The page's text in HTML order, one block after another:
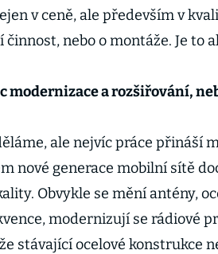
v ceně, ale především v
nebo o montáže. Je to
modernizace a rozšiřování,
ale nejvíc práce přináší
nové generace mobilní sítě
Obvykle se mění antény,
modernizují se rádiové
stávající ocelové konstrukce